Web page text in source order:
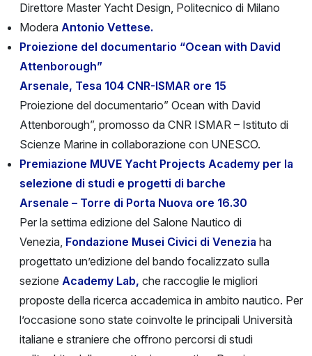
Direttore Master Yacht Design, Politecnico di Milano
Modera Antonio Vettese.
Proiezione del documentario “Ocean with David
Attenborough”
Arsenale, Tesa 104 CNR-ISMAR ore 15
Proiezione del documentario” Ocean with David
Attenborough”, promosso da CNR ISMAR – Istituto di
Scienze Marine in collaborazione con UNESCO.
Premiazione MUVE Yacht Projects Academy per la
selezione di studi e progetti di barche
Arsenale – Torre di Porta Nuova ore 16.30
Per la settima edizione del Salone Nautico di
Venezia, Fondazione Musei Civici di Venezia ha
progettato un’edizione del bando focalizzato sulla
sezione Academy Lab, che raccoglie le migliori
proposte della ricerca accademica in ambito nautico. Per
l’occasione sono state coinvolte le principali Università
italiane e straniere che offrono percorsi di studi